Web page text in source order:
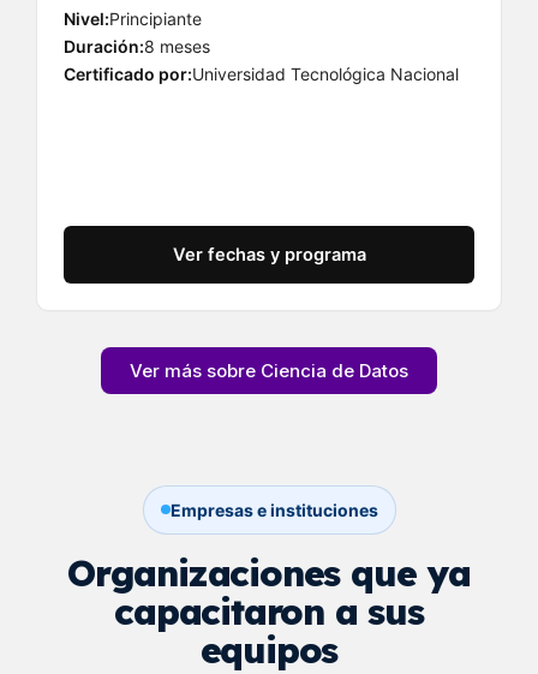
Nivel:Principiante
Duración:8 meses
Certificado por:Universidad Tecnológica Nacional
Ver fechas y programa
Ver más sobre Ciencia de Datos
Empresas e instituciones
Organizaciones que ya
capacitaron a sus
equipos